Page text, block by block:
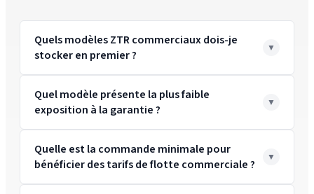
Quels modèles ZTR commerciaux dois-je
stocker en premier ?
Quel modèle présente la plus faible
exposition à la garantie ?
Quelle est la commande minimale pour
bénéficier des tarifs de flotte commerciale ?